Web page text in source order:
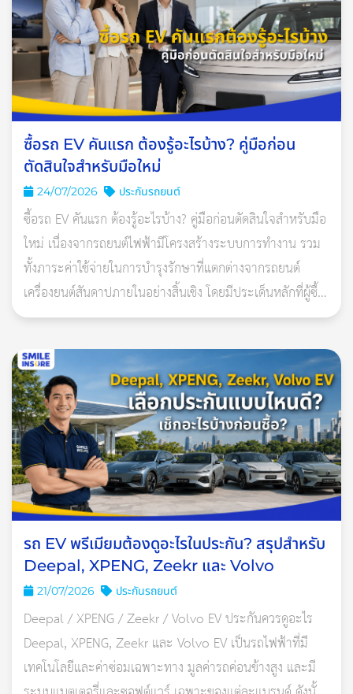
จากไฟไหม้จนต้องเปลี่ยนใหม่ทั้งชุด บริษัทประกันจะพิจารณาชดใช้
ตามตารางอัตราค่าสินไหมแบตเตอรี่ โดยนับอายุการใช้งานจากวันที่
รับมอบรถ หรือวันที่ตามเอกสารรับประกันแบตเตอรี่ แล้วแต่วันใด
เกิดขึ้นก่อน
อายุการใช้งานแบตเตอรี่ EV
อัตราชดใช้ค่าสินไหมโดย
ประมาณตามแบบกรมธรรม์
ไม่เกิน 1 ปี
100%
เกิน 1 ปี แต่ไม่เกิน 2 ปี
90%
80%
เกิน 3 ปี แต่ไม่เกิน 4 ปี
เกิน 4 ปี แต่ไม่เกิน 5 ปี
เกิน 5 ปีขึ้นไป
50%
อัตรานี้สำคัญมากในทางปฏิบัติอาจต้องคิดตามอายุแบตเตอรี่และ
เงื่อนไขกรมธรรม์ที่ซื้อไว้ แต่บางบริษัท อาจมีความคุ้มครอง
ซื้อรถ EV คันแรก ต้องรู้อะไรบ้าง? คู่มือก่อน
ตัดสินใจสำหรับมือใหม่
24/07/2026 ประกันรถยนต์
ซื้อรถ EV คันแรก ต้องรู้อะไรบ้าง? คู่มือก่อนตัดสินใจสำหรับมือ
ใหม่ เนื่องจากรถยนต์ไฟฟ้ามีโครงสร้างระบบการทำงาน รวม
ทั้งภาระค่าใช้จ่ายในการบำรุงรักษาที่แตกต่างจากรถยนต์
เครื่องยนต์สันดาปภายในอย่างสิ้นเชิง โดยมีประเด็นหลักที่ผู้ซื้อ
ควรศึกษารายละเอียดอย่าง
รถ EV พรีเมียมต้องดูอะไรในประกัน? สรุปสำหรับ
Deepal, XPENG, Zeekr และ Volvo
21/07/2026 ประกันรถยนต์
Deepal / XPENG / Zeekr / Volvo EV ประกันควรดูอะไร
Deepal, XPENG, Zeekr และ Volvo EV เป็นรถไฟฟ้าที่มี
เทคโนโลยีและค่าซ่อมเฉพาะทาง มูลค่ารถค่อนข้างสูง และมี